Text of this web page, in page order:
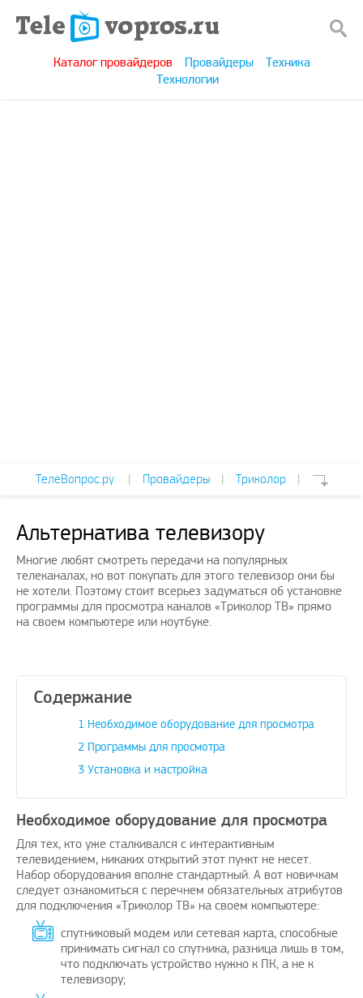
Каталог провайдеров Провайдеры
Техника
Технологии
ТелеВопрос.ру | Провайдеры | Триколор |
Рады предложить вашему
вниманию решение проблем с
оплатой зарубежных услуг…
AmigoPay.ru | 10.3.2021
Поздравляю, отличная
avenue17
Альтернатива телевизору
Многие любят смотреть передачи на популярных
телеканалах, но вот покупать для этого телевизор они бы
не хотели. Поэтому стоит всерьез задуматься об установке
программы для просмотра каналов «Триколор ТВ» прямо
на своем компьютере или ноутбуке.
Содержание
1 Необходимое оборудование для просмотра
2 Программы для просмотра
3 Установка и настройка
Необходимое оборудование для просмотра
Для тех, кто уже сталкивался с интерактивным
телевидением, никаких открытий этот пункт не несет.
Набор оборудования вполне стандартный. А вот новичкам
следует ознакомиться с перечнем обязательных атрибутов
для подключения «Триколор ТВ» на своем компьютере:
спутниковый модем или сетевая карта, способные
принимать сигнал со спутника, разница лишь в том,
что подключать устройство нужно к ПК, а не к
телевизору;